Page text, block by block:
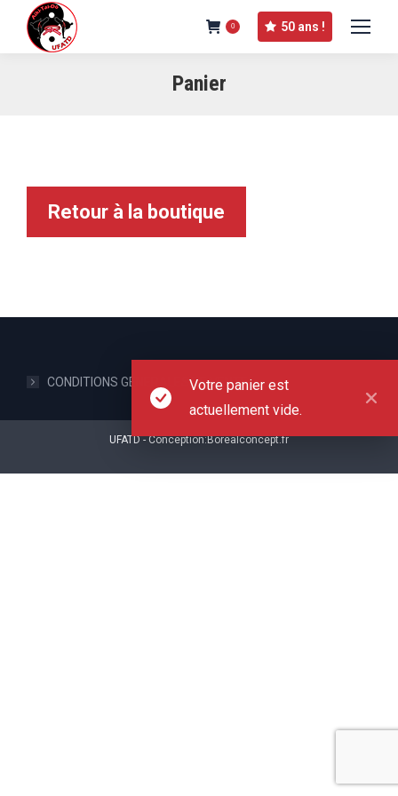
0 50 ans !
Panier
Votre panier est
actuellement vide.
Retour à la boutique
CONDITIONS GENERALES DE VENTE
UFATD - Conception:Borealconcept.fr